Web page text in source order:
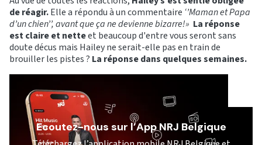
de réagir.Elle a répondu à un commentaire ‘’Maman et Papa
d’un chien’’, avant que ça ne devienne bizarre!» La réponse
est claire et netteet beaucoup d'entre vous seront sans
doute décus mais Hailey ne serait-elle pas en train de
brouiller les pistes ? La réponse dans quelques semaines.
Ecoutez-nous sur l’App NRJ Belgique